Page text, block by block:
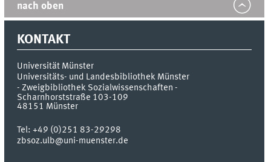
nach oben
KONTAKT
Universität Münster
Universitäts- und Landesbibliothek Münster
- Zweigbibliothek Sozialwissenschaften -
Scharnhorststraße 103-109
48151 Münster
Tel:+49 (0)251 83-29298
zbsoz.ulb@uni-muenster.de